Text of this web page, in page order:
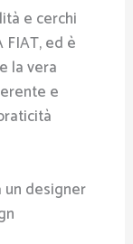
e cerchi
ed è
la vera
e
un designer